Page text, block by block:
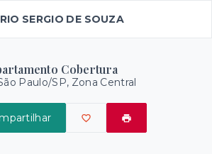
SERGIO DE SOUZA
Cobertura
Paulo/SP, Zona Central